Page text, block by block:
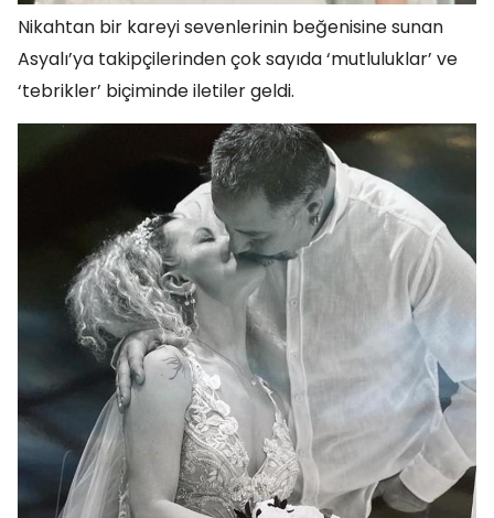
Nikahtan bir kareyi sevenlerinin beğenisine sunan
Asyalı’ya takipçilerinden çok sayıda ‘mutluluklar’ ve
‘tebrikler’ biçiminde iletiler geldi.